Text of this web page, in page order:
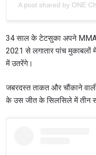
A post shared by ONE
34 साल के टेटसुका अपने MMA
2021 से लगातार पांच मुकाबलों
में उतरेंगे।
जबरदस्त ताकत और चौंकाने वाली
के उस जीत के सिलसिले में तीन